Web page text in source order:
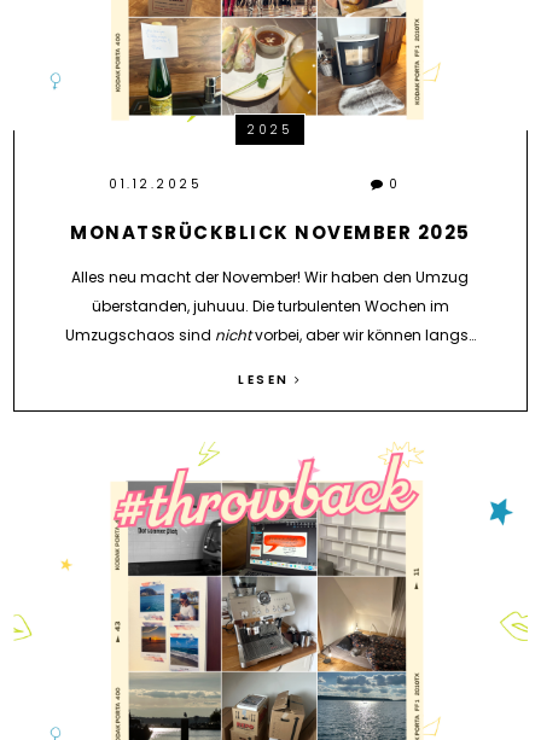
2025
01.12.2025 0
MONATSRÜCKBLICK NOVEMBER 2025
Alles neu macht der November! Wir haben den Umzug
überstanden, juhuuu. Die turbulenten Wochen im
Umzugschaos sind nichtvorbei, aber wir können langs…
LESEN